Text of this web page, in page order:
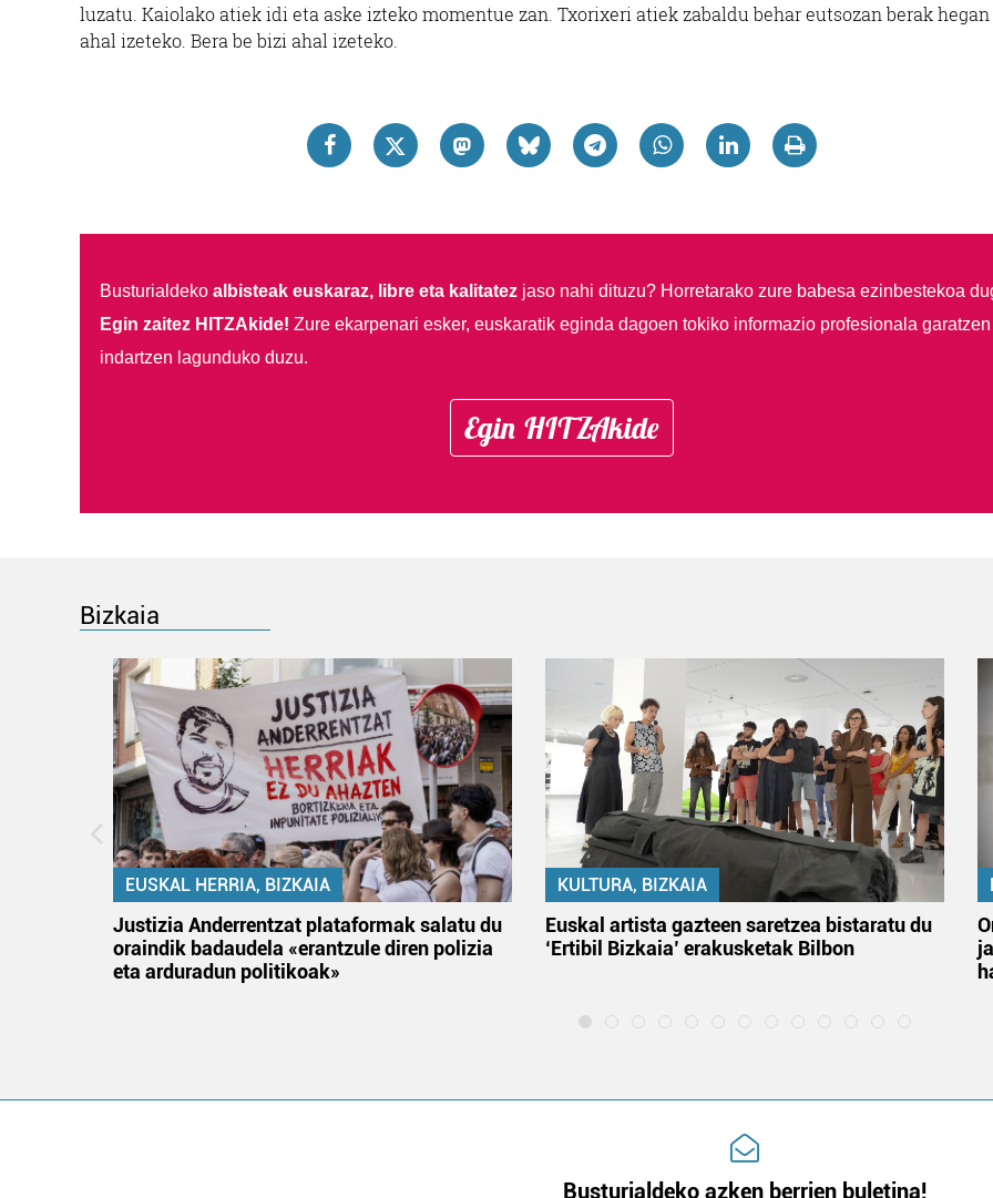
luzatu. Kaiolako atiek idi eta aske izteko momentue zan. Txorixeri atiek zabaldu behar eutsozan berak
ahal izeteko. Bera be bizi ahal izeteko.
Busturialdeko albisteak euskaraz, libre eta kalitatezjaso nahi dituzu? Horretarako zure babesa ezinbestekoa
Egin zaitez HITZAkide! Zure ekarpenari esker, euskaratik eginda dagoen tokiko informazio profesionala
indartzen lagunduko duzu.
Egin HITZAkide
Bizkaia
EUSKAL HERRIA, BIZKAIA
Justizia Anderrentzat plataformak salatu du
oraindik badaudela «erantzule diren polizia
eta arduradun politikoak»
KULTURA, BIZKAIA
Euskal artista gazteen saretzea bistaratu du
‘Ertibil Bizkaia’ erakusketak Bilbon
Busturialdeko azken berrien buletina!